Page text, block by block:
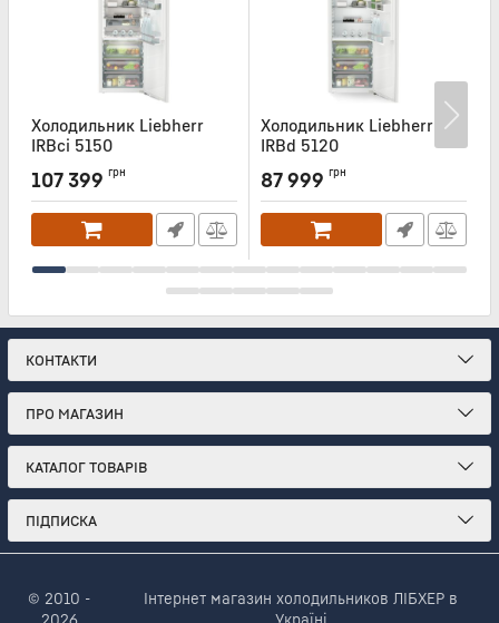
Холодильник Liebherr
IRBci 5150
IRBCI5150
107 399 грн
Холодильник Liebherr
IRBd 5120
IRBD5120
87 999 грн
КОНТАКТИ
ПРО МАГАЗИН
КАТАЛОГ ТОВАРІВ
ПІДПИСКА
© 2010 -
Інтернет магазин холодильников ЛІБХЕР в